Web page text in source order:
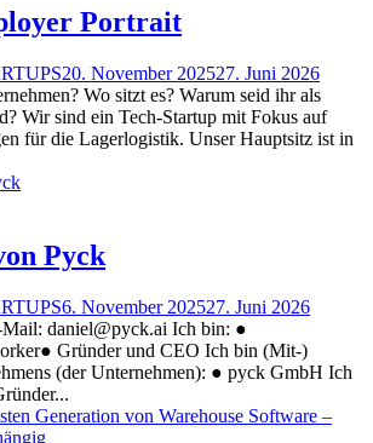
Portrait
20. November 202527. Juni 2026
Wo sitzt es? Warum seid ihr als
Wir sind ein Tech-Startup mit Fokus auf
für die Lagerlogistik. Unser Hauptsitz ist in
Pyck
6. November 202527. Juni 2026
daniel@pyck.ai Ich bin: ●
Gründer und CEO Ich bin (Mit-)
(der Unternehmen): ● pyck GmbH Ich